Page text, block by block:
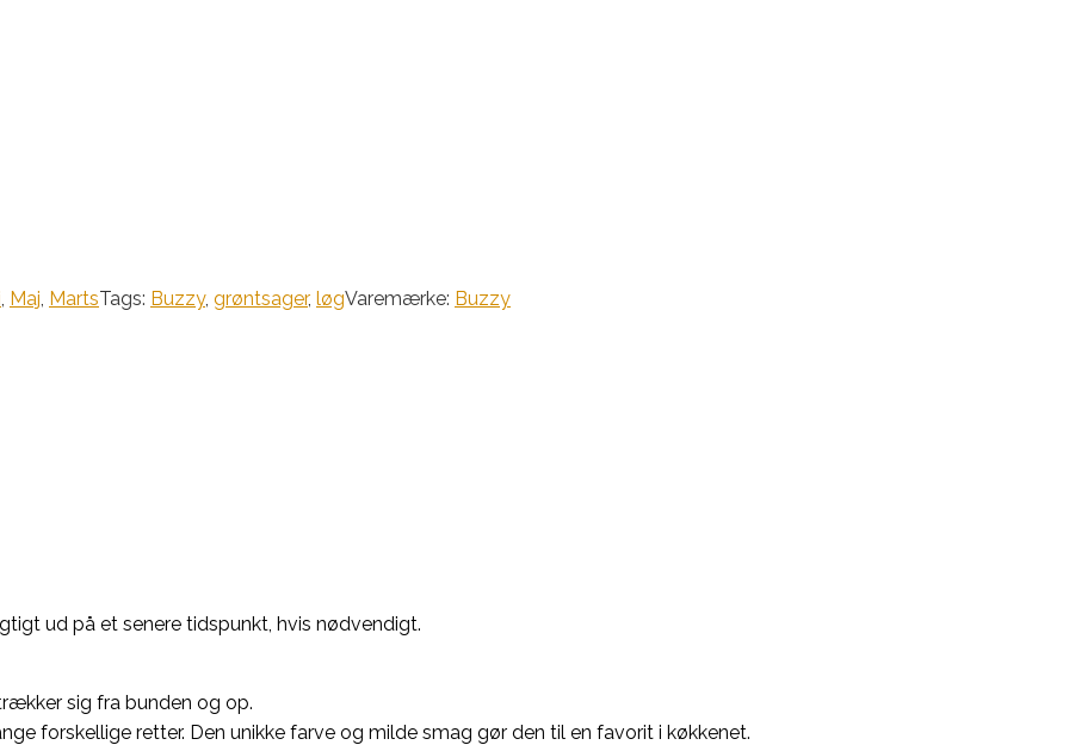
Maj MartsTags: Buzzy, grøntsager, løgVaremærke: Buzzy
ud på et senere tidspunkt, hvis nødvendigt.
sig fra bunden og op.
forskellige retter. Den unikke farve og milde smag gør den til en favorit i køkkenet.